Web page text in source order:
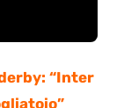
“Inter